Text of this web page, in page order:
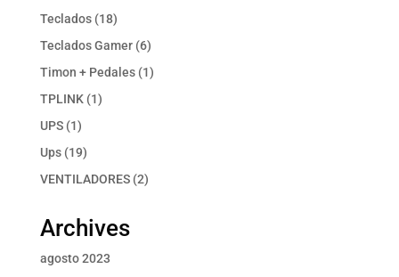
Teclados 1818
productos
Teclados Gamer 66
productos
Timon + Pedales 11
TPLINK 11
UPS 11
producto
Ups 1919
productos
VENTILADORES 22
Archives
agosto 2023